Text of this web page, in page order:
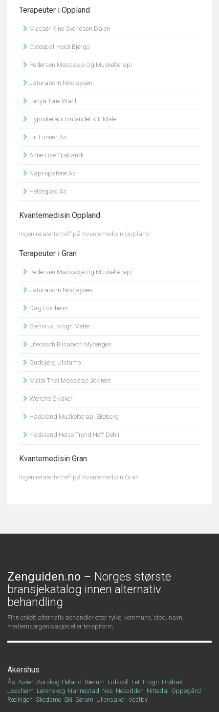
Terapeuter i Oppland
Massør Kine Svendsen Dalen
Osteopat Heidi Bjørgo
Pedersen Massasje Og Muskelterapi
Jaturaporn Nicolaysen
Tanya Tone Wahl
Hypnoterapi Innlandet K E Male
Hr. Lunner As
Anne Lise Trabandt
Naprapatene As
Helseglad As
Kvantemedisin Oppland
Ingen relaterte treff på Kvantemedisin Oppland
Terapeuter i Gran
Pedersen Massasje Og Muskelterapi
Jaturaporn Nicolaysen
Dag Lokrheim
Stensrud Krogh Mette
Lifecoach Elisabeth Myrengen
Gudbjørg Utstumo
Malai Thai Massasje Jokinen
Wenche Skjaker
Hadeland Muskelterapi Ekeberg
Hadeland Helse Trond Hoff Dehli
Kvantemedisin Gran
Ingen relaterte treff på Kvantemedisin Gran
Zenguiden.no – Norges største
bransjekatalog innen alternativ
behandling
Finn enkelt alternativ behandler etter fylke, kommune, sted, navn,
medlemsorganisasjon eller terapiform.
Akershus
Ås Asker Aurskog-Høland Bærum Eidsvoll Fet Frogn Drøbak
Jessheim Lørenskog Nannestad Nes Nesodden Nittedal
Oppegård
Rælingen Skedsmo Ski Sørum Ullensaker Vestby